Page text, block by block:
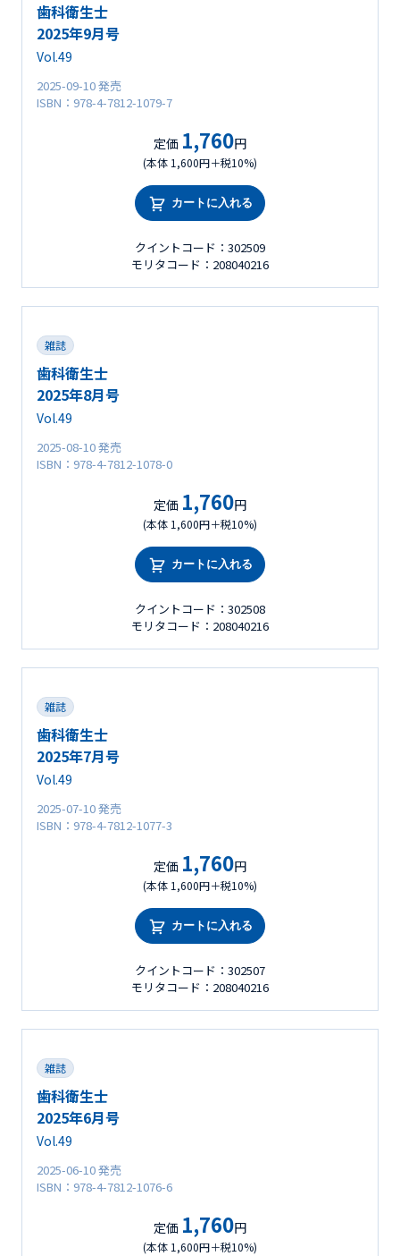
歯科衛生士
2025年9月号
Vol.49
2025-09-10 発売
ISBN：978-4-7812-1079-7
定価 1,760円
(本体 1,600円＋税10%)
カートに入れる
クイントコード：302509
モリタコード：208040216
雑誌
歯科衛生士
2025年8月号
Vol.49
2025-08-10 発売
ISBN：978-4-7812-1078-0
定価 1,760円
(本体 1,600円＋税10%)
カートに入れる
クイントコード：302508
モリタコード：208040216
雑誌
歯科衛生士
2025年7月号
Vol.49
2025-07-10 発売
ISBN：978-4-7812-1077-3
定価 1,760円
(本体 1,600円＋税10%)
カートに入れる
クイントコード：302507
モリタコード：208040216
雑誌
歯科衛生士
2025年6月号
Vol.49
2025-06-10 発売
ISBN：978-4-7812-1076-6
定価 1,760円
(本体 1,600円＋税10%)